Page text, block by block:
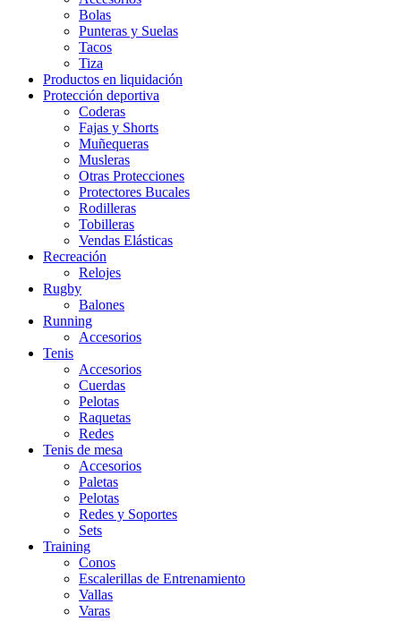
Bolas
Punteras y Suelas
Tacos
Tiza
Productos en liquidación
Protección deportiva
Coderas
Fajas y Shorts
Muñequeras
Musleras
Otras Protecciones
Protectores Bucales
Rodilleras
Tobilleras
Vendas Elásticas
Recreación
Relojes
Rugby
Balones
Running
Accesorios
Tenis
Accesorios
Cuerdas
Pelotas
Raquetas
Redes
Tenis de mesa
Accesorios
Paletas
Pelotas
Redes y Soportes
Sets
Training
Conos
Escalerillas de Entrenamiento
Vallas
Varas